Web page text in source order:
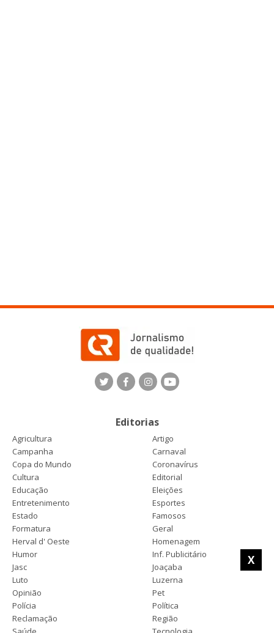
X
Editorias
Agricultura
Artigo
Campanha
Carnaval
Copa do Mundo
Coronavírus
Cultura
Editorial
Educação
Eleições
Entretenimento
Esportes
Estado
Famosos
Formatura
Geral
Herval d' Oeste
Homenagem
Humor
Inf. Publicitário
Jasc
Joaçaba
Luto
Luzerna
Opinião
Pet
Polícia
Política
Reclamação
Região